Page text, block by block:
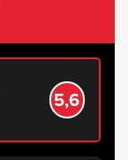
5,6